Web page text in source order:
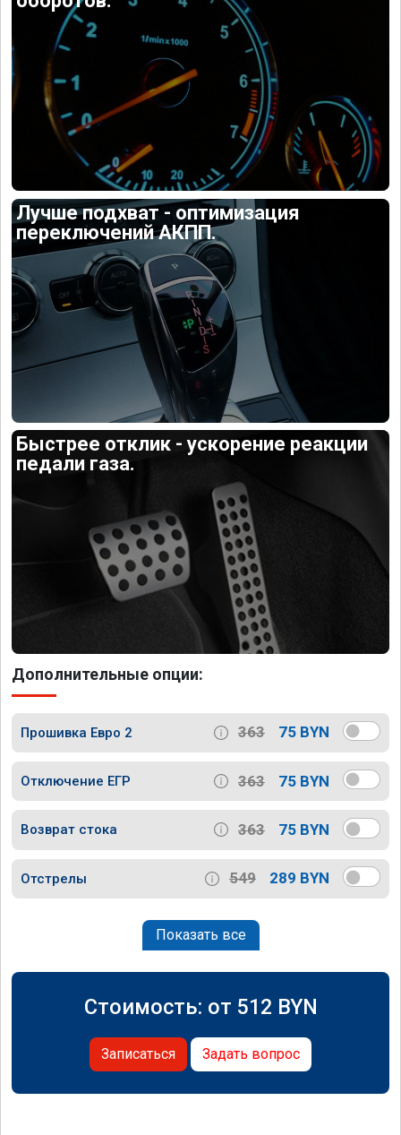
Лучше подхват - оптимизация
переключений АКПП.
Быстрее отклик - ускорение реакции
педали газа.
Дополнительные опции:
Прошивка Евро 2 363 75 BYN
Отключение ЕГР 363 75 BYN
Возврат стока 363 75 BYN
Отстрелы 549 289 BYN
Показать все
Стоимость: от 512 BYN
Записаться Задать вопрос